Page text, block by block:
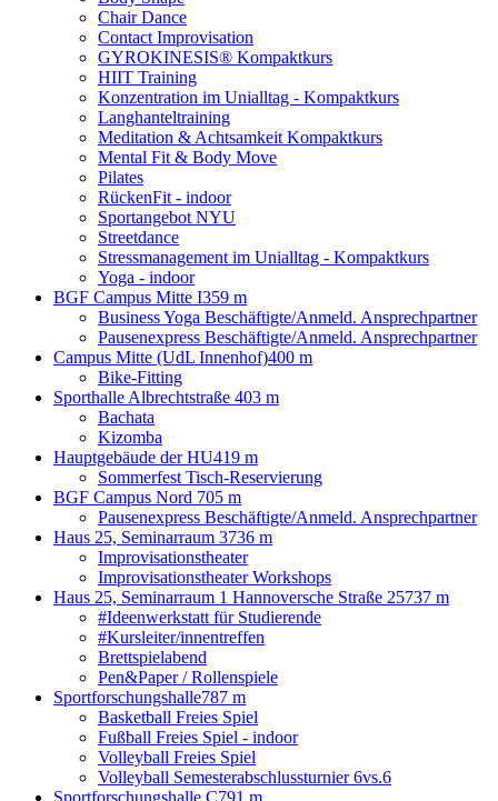
Chair Dance
Contact Improvisation
GYROKINESIS® Kompaktkurs
HIIT Training
Konzentration im Unialltag - Kompaktkurs
Langhanteltraining
Meditation & Achtsamkeit Kompaktkurs
Mental Fit & Body Move
Pilates
RückenFit - indoor
Sportangebot NYU
Streetdance
Stressmanagement im Unialltag - Kompaktkurs
Yoga - indoor
BGF Campus Mitte I359 m
Business Yoga Beschäftigte/Anmeld. Ansprechpartner
Pausenexpress Beschäftigte/Anmeld. Ansprechpartner
Campus Mitte (UdL Innenhof)400 m
Bike-Fitting
Sporthalle Albrechtstraße 403 m
Bachata
Kizomba
Hauptgebäude der HU419 m
Sommerfest Tisch-Reservierung
BGF Campus Nord 705 m
Pausenexpress Beschäftigte/Anmeld. Ansprechpartner
Haus 25, Seminarraum 3736 m
Improvisationstheater
Improvisationstheater Workshops
Haus 25, Seminarraum 1 Hannoversche Straße 25737 m
#Ideenwerkstatt für Studierende
#Kursleiter/innentreffen
Brettspielabend
Pen&Paper / Rollenspiele
Sportforschungshalle787 m
Basketball Freies Spiel
Fußball Freies Spiel - indoor
Volleyball Freies Spiel
Volleyball Semesterabschlussturnier 6vs.6
Sportforschungshalle C791 m